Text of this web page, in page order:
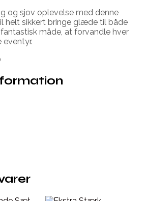
og sjov oplevelse med denne
helt sikkert bringe glæde til både
måde, at forvandle hver